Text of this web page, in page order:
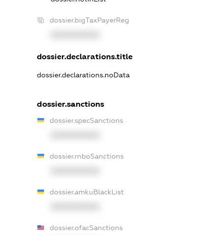
dossier.bigTaxPayerReg
dossier.declarations.title
dossier.declarations.noData
dossier.sanctions
dossier.specSanctions
dossier.rnboSanctions
dossier.amkuBlackList
dossier.ofacSanctions